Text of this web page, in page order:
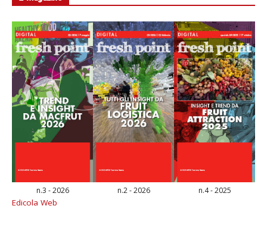
n.3 - 2026 n.2 - 2026 n.4 - 2025
Edicola Web